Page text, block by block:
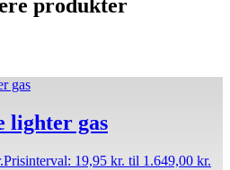
produkter
lighter gas
Prisinterval: 19,95 kr. til 1.649,00 kr.